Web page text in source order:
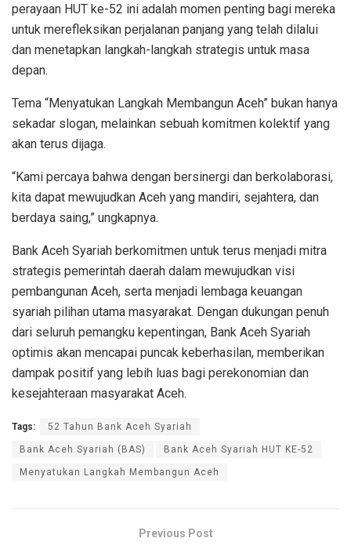
perayaan HUT ke-52 ini adalah momen penting bagi mereka
untuk merefleksikan perjalanan panjang yang telah dilalui
dan menetapkan langkah-langkah strategis untuk masa
depan.
Tema “Menyatukan Langkah Membangun Aceh” bukan hanya
sekadar slogan, melainkan sebuah komitmen kolektif yang
akan terus dijaga.
“Kami percaya bahwa dengan bersinergi dan berkolaborasi,
kita dapat mewujudkan Aceh yang mandiri, sejahtera, dan
berdaya saing,” ungkapnya.
Bank Aceh Syariah berkomitmen untuk terus menjadi mitra
strategis pemerintah daerah dalam mewujudkan visi
pembangunan Aceh, serta menjadi lembaga keuangan
syariah pilihan utama masyarakat. Dengan dukungan penuh
dari seluruh pemangku kepentingan, Bank Aceh Syariah
optimis akan mencapai puncak keberhasilan, memberikan
dampak positif yang lebih luas bagi perekonomian dan
kesejahteraan masyarakat Aceh.
Tags: 52 Tahun Bank Aceh Syariah
Bank Aceh Syariah (BAS) Bank Aceh Syariah HUT KE-52
Menyatukan Langkah Membangun Aceh
Previous Post